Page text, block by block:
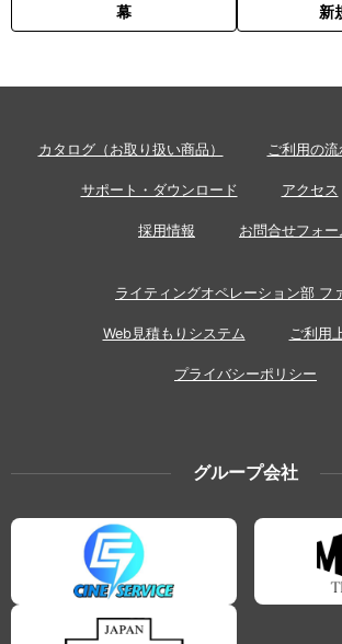
幕 新
カタログ（お取り扱い商品） ご利用の流
サポート・ダウンロード アクセス
採用情報 お問合せフォー
ライティングオペレーション部 フ
Web見積もりシステム ご利用
プライバシーポリシー
グループ会社